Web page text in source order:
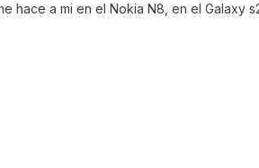
hace a mi en el Nokia N8, en el Galaxy